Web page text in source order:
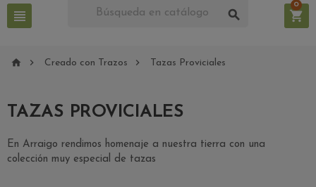
  
0
  Creado con Trazos  Tazas Proviciales
TAZAS PROVICIALES
En Arraigo rendimos homenaje a nuestra tierra con una
colección muy especial de tazas